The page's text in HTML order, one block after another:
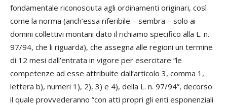
fondamentale riconosciuta agli ordinamenti originari, così
come la norma (anch’essa riferibile – sembra – solo ai
domini collettivi montani dato il richiamo specifico alla L. n.
97/94, che li riguarda), che assegna alle regioni un termine
di 12 mesi dall’entrata in vigore per esercitare “le
competenze ad esse attribuite dall’articolo 3, comma 1,
lettera b), numeri 1), 2), 3) e 4), della L. n. 97/94”, decorso
il quale provvederanno ”con atti propri gli enti esponenziali